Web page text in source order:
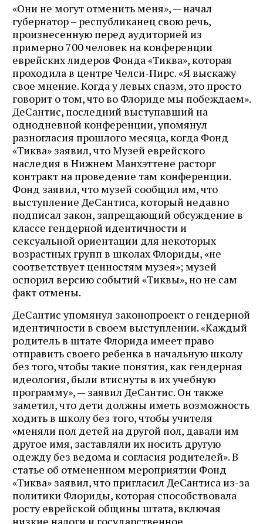
«Они не могут отменить меня», — начал
губернатор – республиканец свою речь,
произнесенную перед аудиторией из
примерно 700 человек на конференции
еврейских лидеров Фонда «Тиква», которая
проходила в центре Челси-Пирс. «Я выскажу
свое мнение. Когда у левых спазм, это просто
говорит о том, что во Флориде мы побеждаем».
ДеСантис, последний выступавший на
однодневной конференции, упомянул
разногласия прошлого месяца, когда Фонд
«Тиква» заявил, что Музей еврейского
наследия в Нижнем Манхэттене расторг
контракт на проведение там конференции.
Фонд заявил, что музей сообщил им, что
выступление ДеСантиса, который недавно
подписал закон, запрещающий обсуждение в
классе гендерной идентичности и
сексуальной ориентации для некоторых
возрастных групп в школах Флориды, «не
соответствует ценностям музея»; музей
оспорил версию событий «Тиквы», но не сам
факт отмены.
ДеСантис упомянул законопроект о гендерной
идентичности в своем выступлении. «Каждый
родитель в штате Флорида имеет право
отправить своего ребенка в начальную школу
без того, чтобы такие понятия, как гендерная
идеология, были втиснуты в их учебную
программу», — заявил ДеСантис. Он также
заметил, что дети должны иметь возможность
ходить в школу без того, чтобы учителя
«меняли пол детей на другой пол, давали им
другое имя, заставляли их носить другую
одежду без ведома и согласия родителей». В
статье об отмененном мероприятии Фонд
«Тиква» заявил, что пригласил ДеСантиса из-за
политики Флориды, которая способствовала
росту еврейской общины штата, включая
низкие налоги и государственное